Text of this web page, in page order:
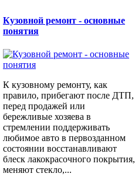
Кузовной ремонт - основные
понятия
К кузовному ремонту, как
правило, прибегают после ДТП,
перед продажей или
бережливые хозяева в
стремлении поддерживать
любимое авто в первозданном
состоянии восстанавливают
блеск лакокрасочного покрытия,
меняют стекло,...